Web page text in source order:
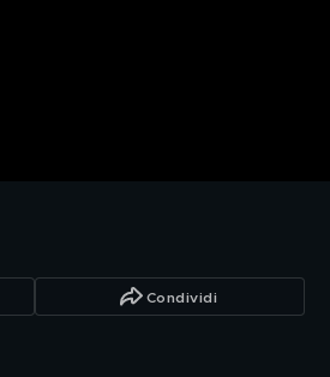
Condividi